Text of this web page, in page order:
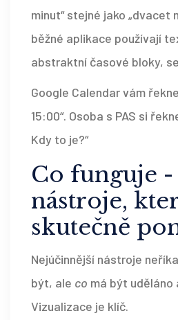
minut“ stejné jako „dvacet
běžné aplikace používají
abstraktní časové bloky,
Google Calendar vám
15:00“. Osoba s PAS si
Kdy to je?“
Co funguje
nástroje,
skutečně
Nejúčinnější nástroje
být, ale co má být uděláno
Vizualizace je klíč.